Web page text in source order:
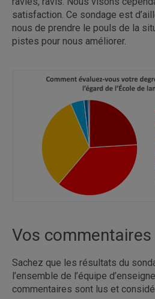
satisfaction. Ce sondage est
nous de prendre le pouls de la
pistes pour nous améliorer.
Vos commentaires
Sachez que les résultats du
l’ensemble de l’équipe
commentaires sont lus et